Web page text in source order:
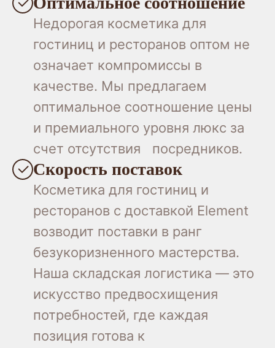
Недорогая косметика для
гостиниц и ресторанов оптом не
означает компромиссы в
качестве. Мы предлагаем
оптимальное соотношение цены
и премиального уровня люкс за
счет отсутствия посредников.
Скорость поставок
Косметика для гостиниц и
ресторанов с доставкой Element
возводит поставки в ранг
безукоризненного мастерства.
Наша складская логистика — это
искусство предвосхищения
потребностей, где каждая
позиция готова к